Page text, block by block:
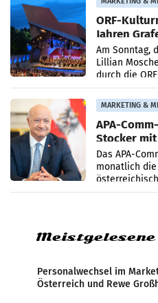
ORF-
Jahren
Am Sonntag,
Lillian
durch die
startet mit
Grafenegg
MARKETING &
APA-
Stocker
im Juli
Das APA-
monatlich
analysiert,
Personalwechsel im
Österreich und Rewe